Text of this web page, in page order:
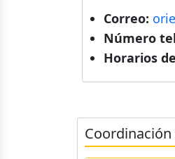
Correo:
Número
Horarios
Coordinación